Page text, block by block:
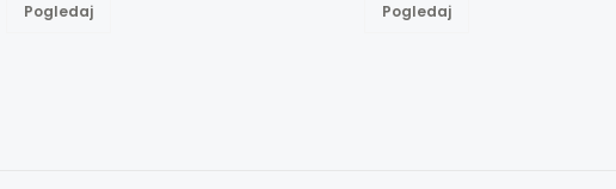
Pogledaj Pogledaj